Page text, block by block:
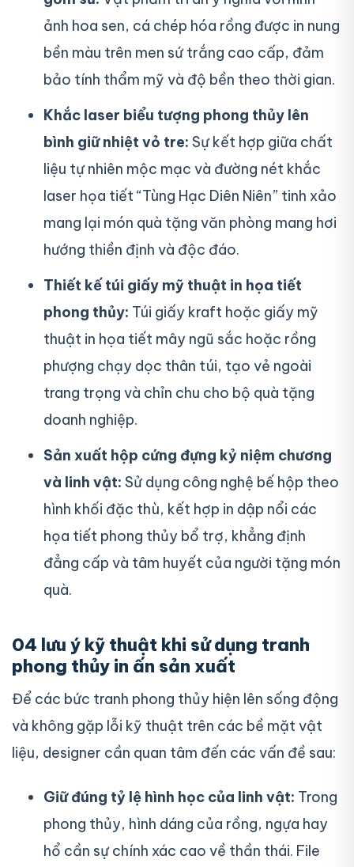
ảnh hoa sen, cá chép hóa rồng được in nung
bền màu trên men sứ trắng cao cấp, đảm
bảo tính thẩm mỹ và độ bền theo thời gian.
Khắc laser biểu tượng phong thủy lên
bình giữ nhiệt vỏ tre: Sự kết hợp giữa chất
liệu tự nhiên mộc mạc và đường nét khắc
laser họa tiết “Tùng Hạc Diên Niên” tinh xảo
mang lại món quà tặng văn phòng mang hơi
hướng thiền định và độc đáo.
Thiết kế túi giấy mỹ thuật in họa tiết
phong thủy: Túi giấy kraft hoặc giấy mỹ
thuật in họa tiết mây ngũ sắc hoặc rồng
phượng chạy dọc thân túi, tạo vẻ ngoài
trang trọng và chỉn chu cho bộ quà tặng
doanh nghiệp.
Sản xuất hộp cứng đựng kỷ niệm chương
và linh vật: Sử dụng công nghệ bế hộp theo
hình khối đặc thù, kết hợp in dập nổi các
họa tiết phong thủy bổ trợ, khẳng định
đẳng cấp và tâm huyết của người tặng món
quà.
04 lưu ý kỹ thuật khi sử dụng tranh
phong thủy in ấn sản xuất
Để các bức tranh phong thủy hiện lên sống động
và không gặp lỗi kỹ thuật trên các bề mặt vật
liệu, designer cần quan tâm đến các vấn đề sau:
Giữ đúng tỷ lệ hình học của linh vật: Trong
phong thủy, hình dáng của rồng, ngựa hay
hổ cần sự chính xác cao về thần thái. File